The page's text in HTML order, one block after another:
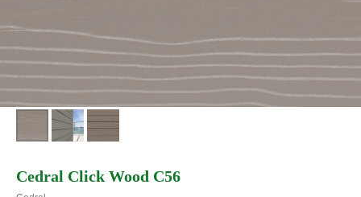
Cedral Click Wood C56